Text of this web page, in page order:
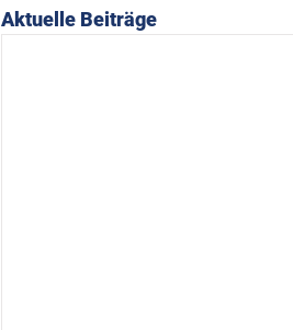
Aktuelle Beiträge